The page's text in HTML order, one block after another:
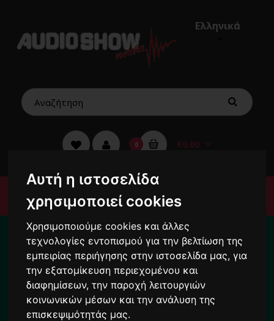
Αυτή η ιστοσελίδα
χρησιμοποιεί cookies
Χρησιμοποιούμε cookies και άλλες
τεχνολογίες εντοπισμού για την βελτίωση της
εμπειρίας περιήγησης στην ιστοσελίδα μας, για
την εξατομίκευση περιεχομένου και
διαφημίσεων, την παροχή λειτουργιών
κοινωνικών μέσων και την ανάλυση της
επισκεψιμότητάς μας.
Ελληνικά
0 €0,00
Μενού
Για το διάστημα από 10/8 ως 24/8 οι
παραγγελίες σας ενδέχεται να
καθυστερήσουν !
Για κάθε σας απορία καλέστε μας στο:
2104222000